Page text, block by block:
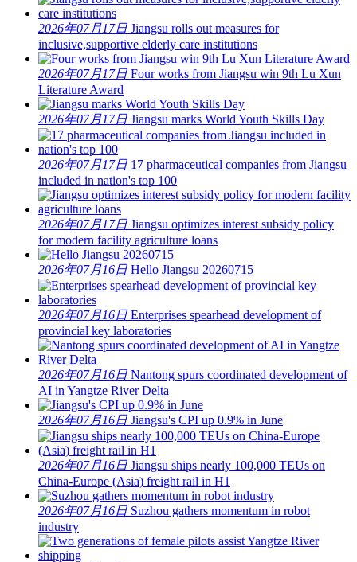
2026年07月17日 Jiangsu rolls out measures for
inclusive,supportive elderly care institutions
2026年07月17日 Four works from Jiangsu win 9th Lu Xun
Literature Award
2026年07月17日 Jiangsu marks World Youth Skills Day
2026年07月17日 17 pharmaceutical companies from Jiangsu
included in nation's top 100
2026年07月17日 Jiangsu optimizes interest subsidy policy
for modern facility agriculture loans
2026年07月16日 Hello Jiangsu 20260715
2026年07月16日 Enterprises spearhead development of
provincial key laboratories
2026年07月16日 Nantong spurs coordinated development of
AI in Yangtze River Delta
2026年07月16日 Jiangsu's CPI up 0.9% in June
2026年07月16日 Jiangsu ships nearly 100,000 TEUs on
China-Europe (Asia) freight rail in H1
2026年07月16日 Suzhou gathers momentum in robot
industry